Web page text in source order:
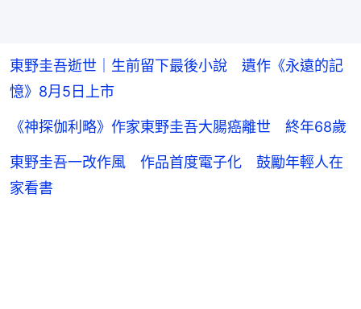
東野圭吾逝世｜生前留下最後小說 遺作《永遠的記
憶》8月5日上市
《神探伽利略》作家東野圭吾大腸癌離世 終年68歲
東野圭吾一改作風 作品首度電子化 鼓勵年輕人在
家看書